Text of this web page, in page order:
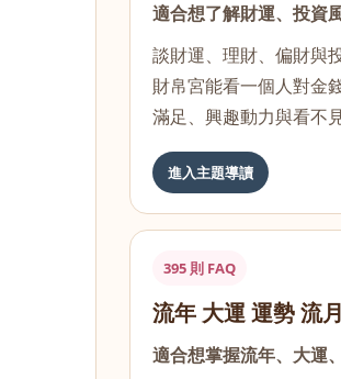
適合想了解財運、投資
談財運、理財、偏財與
財帛宮能看一個人對金
滿足、興趣動力與看不
進入主題導讀
395 則 FAQ
流年 大運 運勢 流
適合想掌握流年、大運